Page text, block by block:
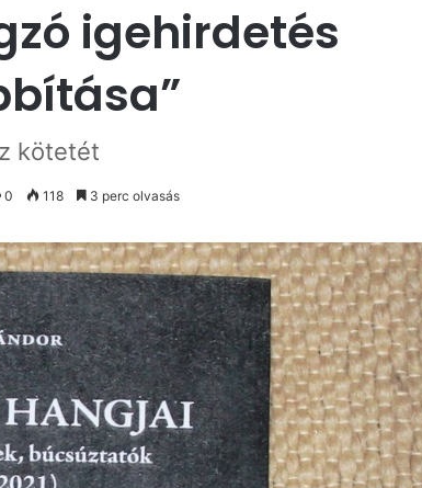
igehirdetés
kötetét
0 118 3 perc olvasás